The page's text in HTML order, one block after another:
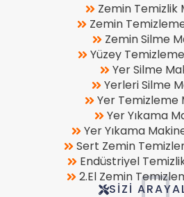
Zemin Temizlik
Zemin
Zemin Silme
Yüzey
Yer Silme
Yerleri Silme
Yer Temizleme
Yer Yıkama
Yer Yıkama
Sert Zemin
Endüstriyel
2.El Zemin
SIZI